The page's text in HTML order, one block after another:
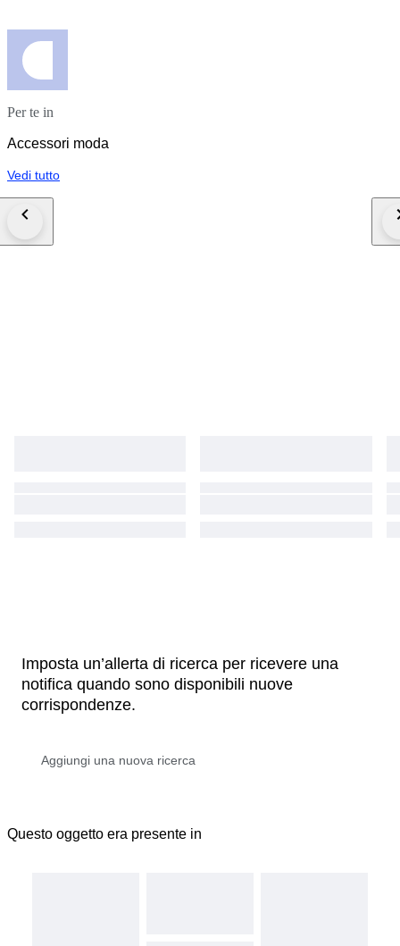
Per te in
Accessori moda
Vedi tutto
Imposta un’allerta di ricerca per ricevere una
notifica quando sono disponibili nuove
corrispondenze.
Questo oggetto era presente in